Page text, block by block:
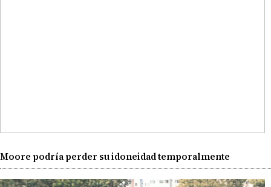
Moore podría perder su idoneidad temporalmente